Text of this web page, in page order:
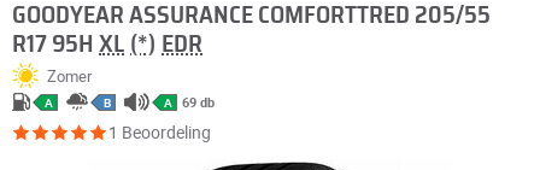
GOODYEAR ASSURANCE COMFORTTRED 205/55
R17 95H XL (*) EDR
Zomer
A B A 69 db
1 Beoordeling